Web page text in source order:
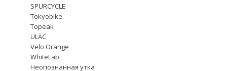
SPURCYCLE
Tokyobike
Topeak
ULÄC
Velo Orange
WhiteLab
Неопознанная утка